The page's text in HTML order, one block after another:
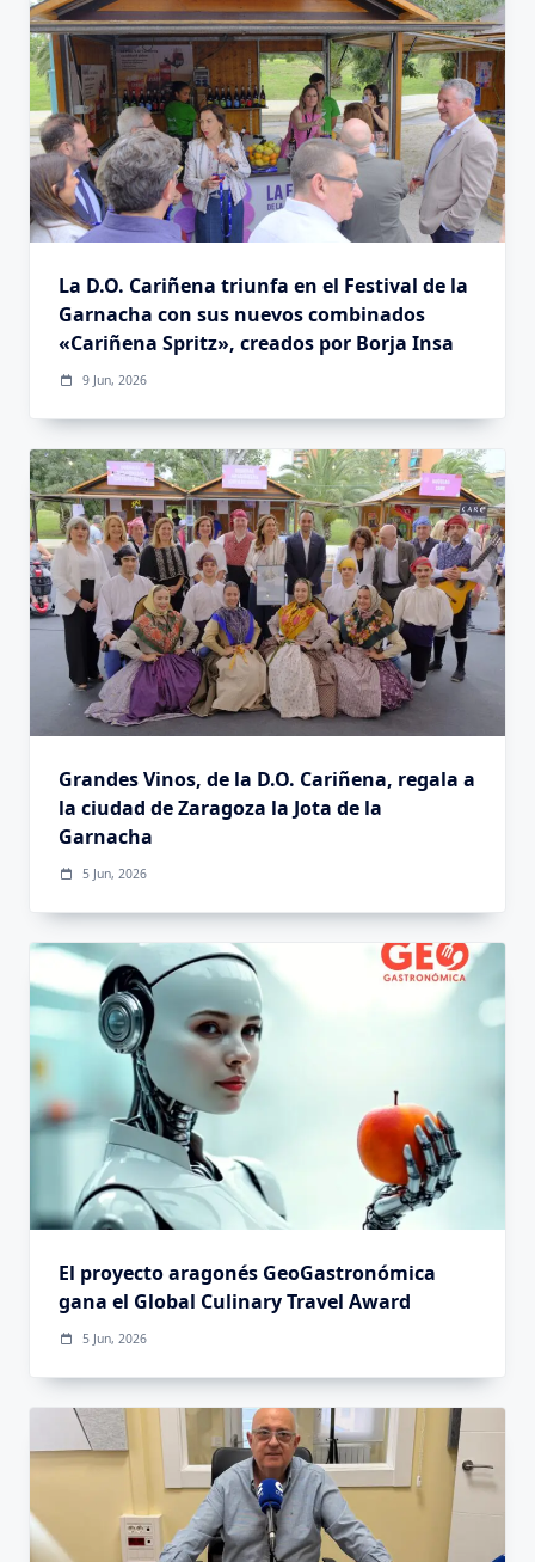
La D.O. Cariñena triunfa en el Festival de la
Garnacha con sus nuevos combinados
«Cariñena Spritz», creados por Borja Insa
9 Jun, 2026
Grandes Vinos, de la D.O. Cariñena, regala a
la ciudad de Zaragoza la Jota de la
Garnacha
5 Jun, 2026
El proyecto aragonés GeoGastronómica
gana el Global Culinary Travel Award
5 Jun, 2026